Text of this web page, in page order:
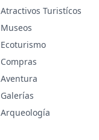
Atractivos Turistícos
Museos
Ecoturismo
Compras
Aventura
Galerías
Arqueología